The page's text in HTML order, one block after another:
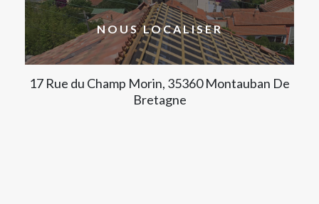
NOUS LOCALISER
17 Rue du Champ Morin, 35360 Montauban De
Bretagne